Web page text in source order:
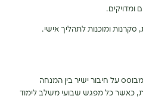
ומדויקים.
על חיבור ישיר בין המנחה
כוללת 173 שעות אקדמיות לאורך 26 שבועות, כאשר כל מפגש שבועי משלב לימוד